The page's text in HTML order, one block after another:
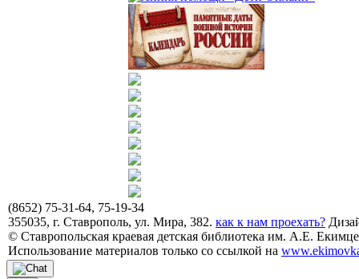
(8652) 75-31-64, 75-19-34
355035, г. Ставрополь, ул. Мира, 382. как к нам проехать?
© Ставропольская краевая детская библиотека им. А.Е.
Использование материалов только со ссылкой на